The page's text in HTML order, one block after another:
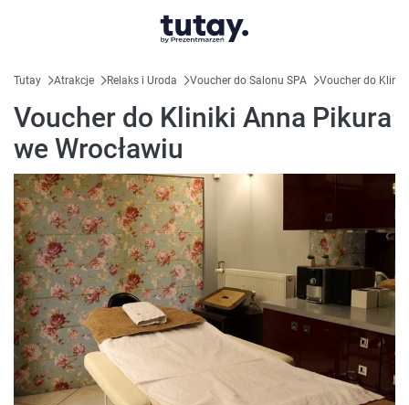
Tutay Atrakcje Relaks i Uroda Voucher do Salonu SPA Voucher do
Voucher do Kliniki Anna Pikura
we Wrocławiu